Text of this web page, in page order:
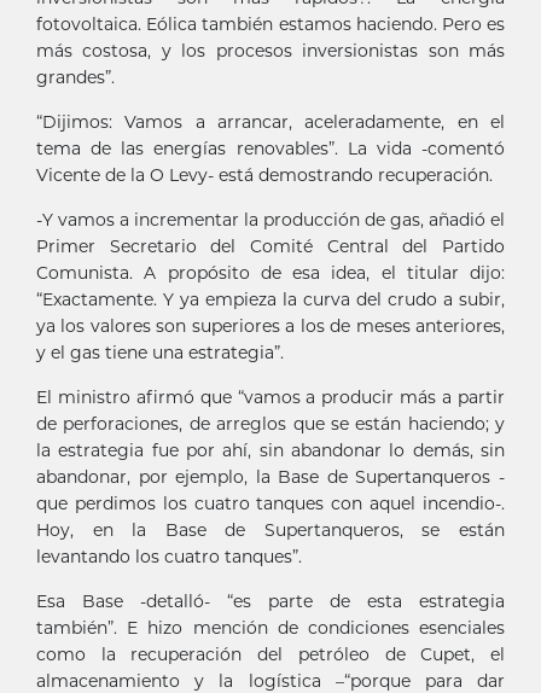
fotovoltaica. Eólica también estamos haciendo. Pero es
más costosa, y los procesos inversionistas son más
grandes”.
“Dijimos: Vamos a arrancar, aceleradamente, en el
tema de las energías renovables”. La vida -comentó
Vicente de la O Levy- está demostrando recuperación.
-Y vamos a incrementar la producción de gas, añadió el
Primer Secretario del Comité Central del Partido
Comunista. A propósito de esa idea, el titular dijo:
“Exactamente. Y ya empieza la curva del crudo a subir,
ya los valores son superiores a los de meses anteriores,
y el gas tiene una estrategia”.
El ministro afirmó que “vamos a producir más a partir
de perforaciones, de arreglos que se están haciendo; y
la estrategia fue por ahí, sin abandonar lo demás, sin
abandonar, por ejemplo, la Base de Supertanqueros -
que perdimos los cuatro tanques con aquel incendio-.
Hoy, en la Base de Supertanqueros, se están
levantando los cuatro tanques”.
Esa Base -detalló- “es parte de esta estrategia
también”. E hizo mención de condiciones esenciales
como la recuperación del petróleo de Cupet, el
almacenamiento y la logística –“porque para dar